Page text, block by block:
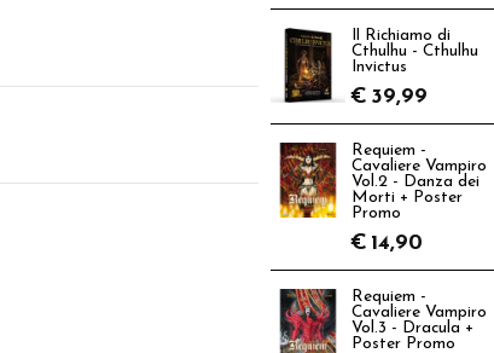
Il Richiamo di
Cthulhu - Cthulhu
Invictus
€ 39,99
Requiem -
Cavaliere Vampiro
Vol.2 - Danza dei
Morti + Poster
Promo
€ 14,90
Requiem -
Cavaliere Vampiro
Vol.3 - Dracula +
Poster Promo